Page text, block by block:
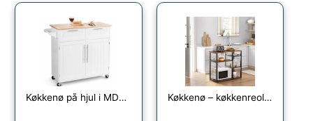
Køkkenø på hjul i MDF og gummitræ H94 x B94 x D46 cm – Hvid/Natur Køkkenø – køkkenreol i industrielt design – rustik brun 90x40x84 – Køkkenudstyr – Daily-Living